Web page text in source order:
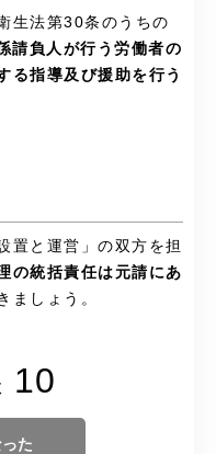
生法第30条のうちの
請負人が行う労働者の
る指導及び援助を行う
置と運営」の双方を担
の統括責任は元請にあ
ましょう。
10
た